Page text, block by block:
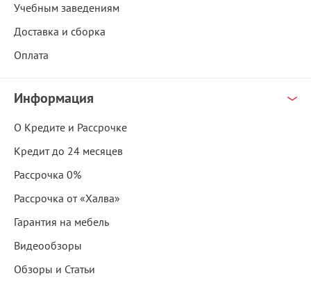
Учебным заведениям
Доставка и сборка
Оплата
Информация
О Кредите и Рассрочке
Кредит до 24 месяцев
Рассрочка 0%
Рассрочка от «Халва»
Гарантия на мебель
Видеообзоры
Обзоры и Статьи